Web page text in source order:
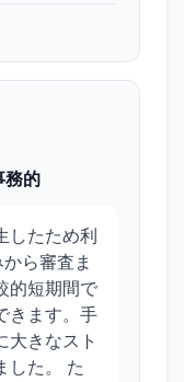
務的
したため利
ら審査ま
的短期間で
きます。手
大きなスト
した。 た